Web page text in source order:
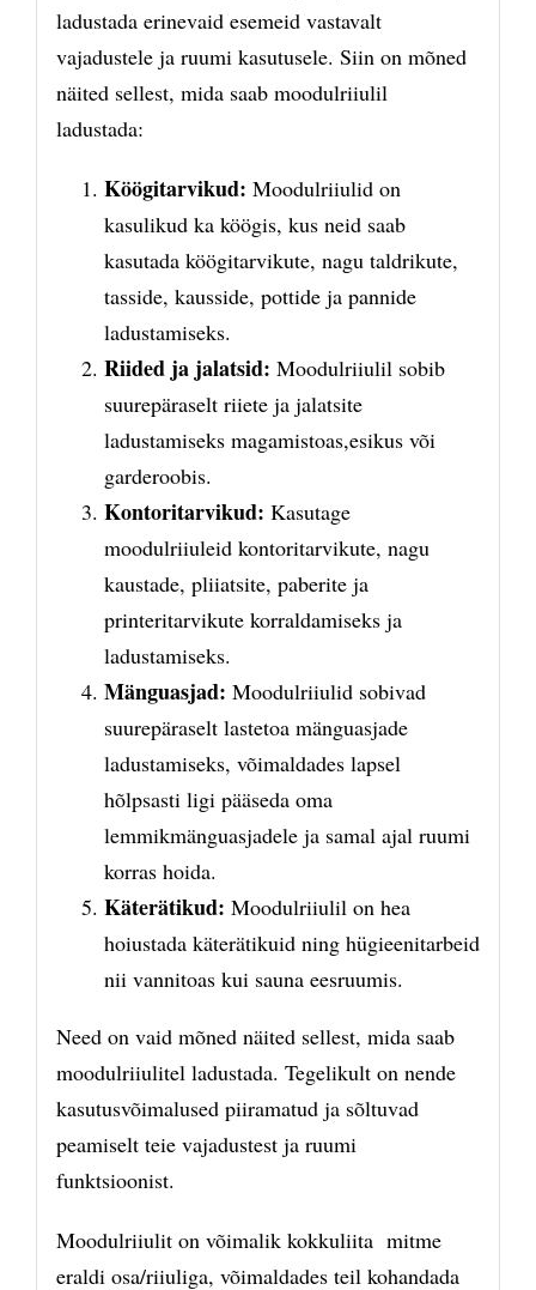
ladustada erinevaid esemeid vastavalt
vajadustele ja ruumi kasutusele. Siin on mõned
näited sellest, mida saab moodulriiulil
ladustada:
Köögitarvikud: Moodulriiulid on
kasulikud ka köögis, kus neid saab
kasutada köögitarvikute, nagu taldrikute,
tasside, kausside, pottide ja pannide
ladustamiseks.
Riided ja jalatsid: Moodulriiulil sobib
suurepäraselt riiete ja jalatsite
ladustamiseks magamistoas,esikus või
garderoobis.
Kontoritarvikud: Kasutage
moodulriiuleid kontoritarvikute, nagu
kaustade, pliiatsite, paberite ja
printeritarvikute korraldamiseks ja
ladustamiseks.
Mänguasjad: Moodulriiulid sobivad
suurepäraselt lastetoa mänguasjade
ladustamiseks, võimaldades lapsel
hõlpsasti ligi pääseda oma
lemmikmänguasjadele ja samal ajal ruumi
korras hoida.
Käterätikud: Moodulriiulil on hea
hoiustada käterätikuid ning hügieenitarbeid
nii vannitoas kui sauna eesruumis.
Need on vaid mõned näited sellest, mida saab
moodulriiulitel ladustada. Tegelikult on nende
kasutusvõimalused piiramatud ja sõltuvad
peamiselt teie vajadustest ja ruumi
funktsioonist.
Moodulriiulit on võimalik kokkuliita mitme
eraldi osa/riiuliga, võimaldades teil kohandada